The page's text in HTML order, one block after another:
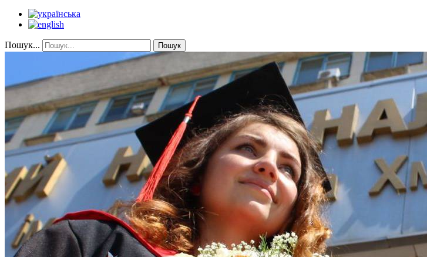
Пошук... Пошук